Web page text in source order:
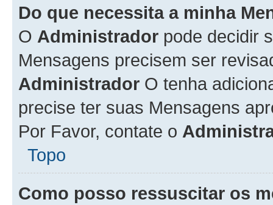
Do que necessita a minha
O Administrador pode decidir
Mensagens precisem ser
Administrador O tenha
precise ter suas Mensagens
Por Favor, contate o
Topo
Como posso ressuscitar os